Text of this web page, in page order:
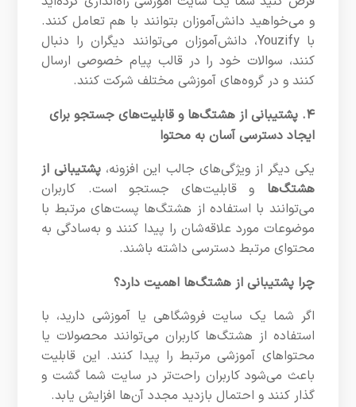
و می‌خواهید دانش‌آموزان بتوانند با هم تعامل کنند.
با Youzify، دانش‌آموزان می‌توانند دیگران را دنبال
کنند، سوالات خود را در قالب پیام خصوصی ارسال
کنند و در گروه‌های آموزشی مختلف شرکت کنند.
۴. پشتیبانی از هشتگ‌ها و قابلیت‌های جستجو برای
ایجاد دسترسی آسان به محتوا
یکی دیگر از ویژگی‌های جالب این افزونه، پشتیبانی از
هشتگ‌ها و قابلیت‌های جستجو است. کاربران
می‌توانند با استفاده از هشتگ‌ها پست‌های مرتبط با
موضوعات مورد علاقه‌شان را پیدا کنند و به‌سادگی به
محتوای مرتبط دسترسی داشته باشند.
چرا پشتیبانی از هشتگ‌ها اهمیت دارد؟
اگر شما یک سایت فروشگاهی یا آموزشی دارید، با
استفاده از هشتگ‌ها کاربران می‌توانند محصولات یا
محتواهای آموزشی مرتبط را پیدا کنند. این قابلیت
باعث می‌شود کاربران راحت‌تر در سایت شما گشت و
گذار کنند و احتمال بازدید مجدد آن‌ها افزایش یابد.